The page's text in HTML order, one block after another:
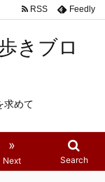
きブロ
求めて
»
Next Search
RSS Feedly